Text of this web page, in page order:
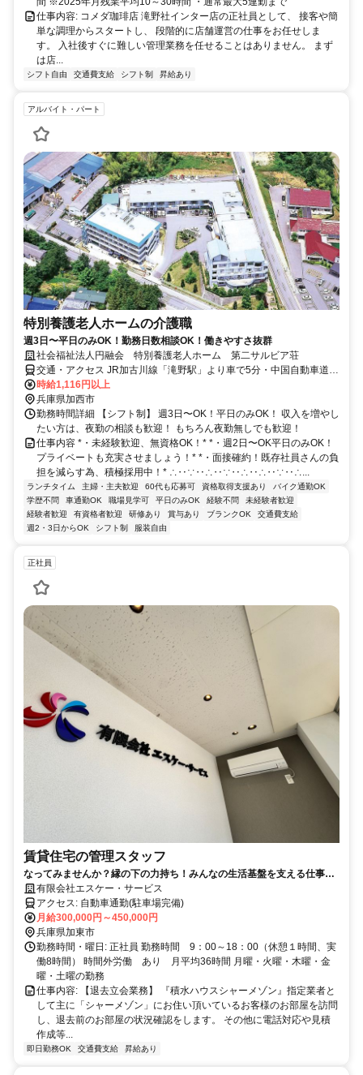
仕事内容: コメダ珈琲店 滝野社インター店の正社員として、 接客や簡
単な調理からスタートし、 段階的に店舗運営の仕事をお任せしま
す。 入社後すぐに難しい管理業務を任せることはありません。 まず
は店...
シフト自由 交通費支給 シフト制 昇給あり
アルバイト・パート
特別養護老人ホームの介護職
週3日〜平日のみOK！勤務日数相談OK！働きやすさ抜群
社会福祉法人円融会 特別養護老人ホーム 第二サルビア荘
交通・アクセス JR加古川線「滝野駅」より車で5分・中国自動車道
「滝野社インター」より車で5分
時給1,116円以上
兵庫県加西市
勤務時間詳細 【シフト制】 週3日〜OK！平日のみOK！ 収入を増やし
たい方は、夜勤の相談も歓迎！ もちろん夜勤無しでも歓迎！
仕事内容 *・未経験歓迎、無資格OK！* *・週2日〜OK平日のみOK！
プライベートも充実させましょう！* *・面接確約！既存社員さんの負
担を減らす為、積極採用中！* ∴‥∵‥∴‥∵‥∴‥∴‥∵‥∴...
ランチタイム 主婦・主夫歓迎 60代も応募可 資格取得支援あり
バイク通勤OK
学歴不問
車通勤OK 職場見学可 平日のみOK 経験不問
未経験者歓迎
経験者歓迎
有資格者歓迎 研修あり 賞与あり ブランクOK
交通費支給
週2・3日からOK
シフト制 服装自由
正社員
賃貸住宅の管理スタッフ
なってみませんか？縁の下の力持ち！みんなの生活基盤を支える仕事で
す。有限会社エスケー・サービス
アクセス: 自動車通勤(駐車場完備)
月給300,000円～450,000円
兵庫県加東市
勤務時間・曜日: 正社員 勤務時間 9：00～18：00（休憩１時間、実
働8時間） 時間外労働 あり 月平均36時間 月曜・火曜・木曜・金
曜・土曜の勤務
仕事内容: 【退去立会業務】 『積水ハウスシャーメゾン』指定業者と
して主に「シャーメゾン」にお住い頂いているお客様のお部屋を訪問
し、退去前のお部屋の状況確認をします。 その他に電話対応や見積
作成等...
即日勤務OK 交通費支給 昇給あり